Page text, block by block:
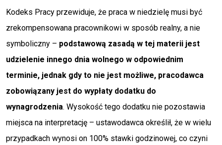
Kodeks Pracy przewiduje, że praca w niedzielę musi być
zrekompensowana pracownikowi w sposób realny, a nie
symboliczny – podstawową zasadą w tej materii jest
udzielenie innego dnia wolnego w odpowiednim
terminie, jednak gdy to nie jest możliwe, pracodawca
zobowiązany jest do wypłaty dodatku do
wynagrodzenia. Wysokość tego dodatku nie pozostawia
miejsca na interpretację – ustawodawca określił, że w wielu
przypadkach wynosi on 100% stawki godzinowej, co czyni